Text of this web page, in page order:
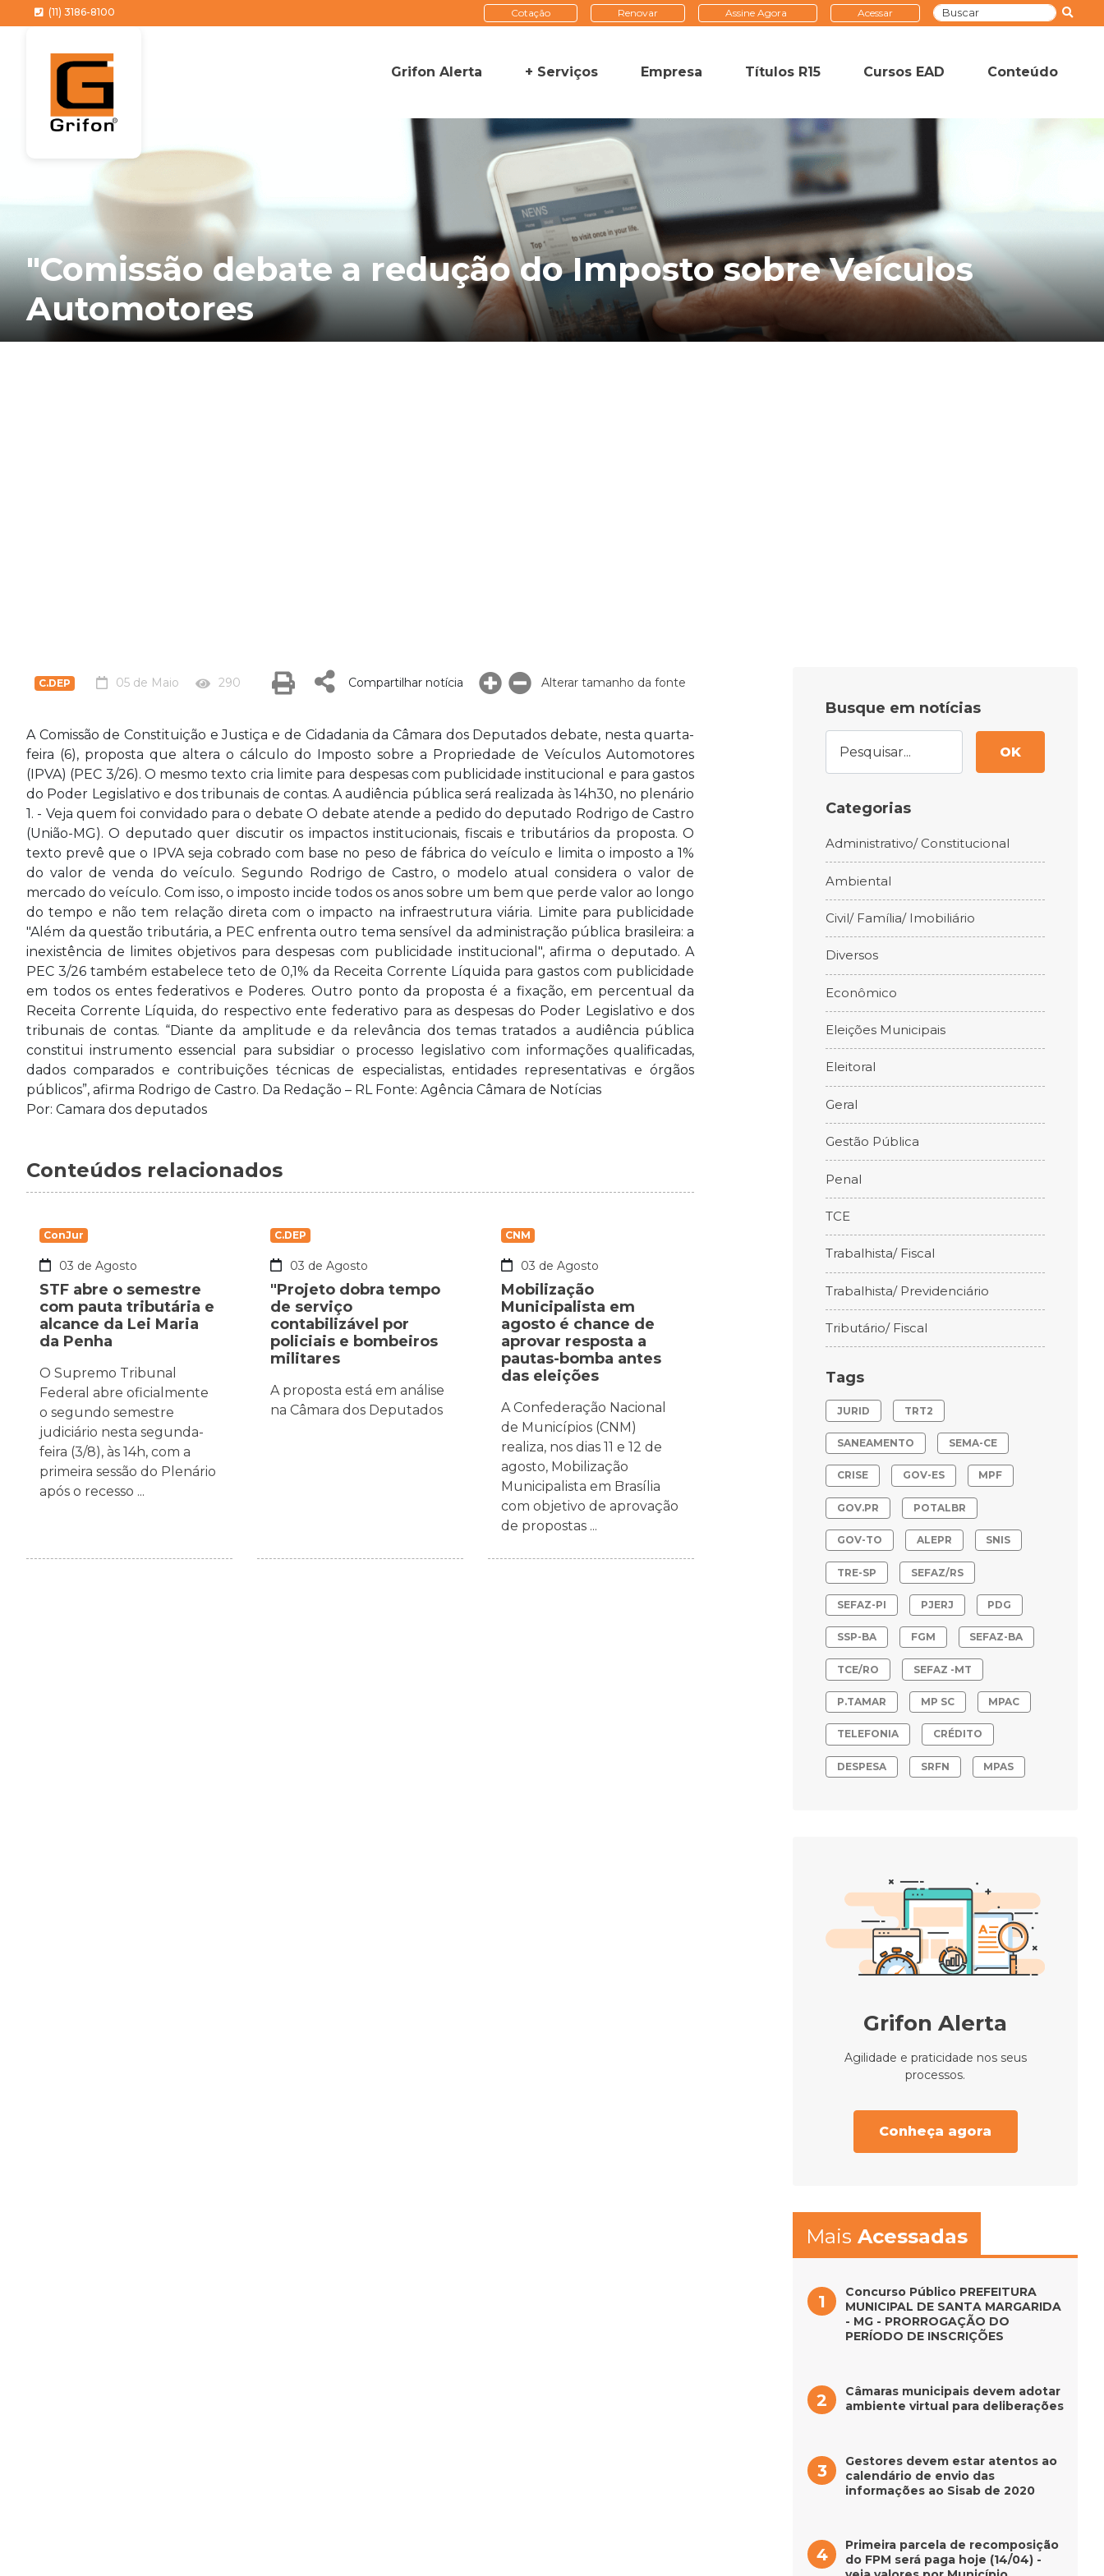
(11) 3186-8100 Cotação Renovar Assine Agora Acessar
Grifon Alerta + Serviços Empresa Títulos R15 Cursos EAD Conteúdo
"Comissão debate a redução do Imposto sobre Veículos
Automotores
C.DEP 05 de Maio 290 Compartilhar notícia Alterar tamanho da fonte
A Comissão de Constituição e Justiça e de Cidadania da Câmara dos Deputados debate, nesta quarta-
feira (6), proposta que altera o cálculo do Imposto sobre a Propriedade de Veículos Automotores
(IPVA) (PEC 3/26). O mesmo texto cria limite para despesas com publicidade institucional e para gastos
do Poder Legislativo e dos tribunais de contas. A audiência pública será realizada às 14h30, no plenário
1. - Veja quem foi convidado para o debate O debate atende a pedido do deputado Rodrigo de Castro
(União-MG). O deputado quer discutir os impactos institucionais, fiscais e tributários da proposta. O
texto prevê que o IPVA seja cobrado com base no peso de fábrica do veículo e limita o imposto a 1%
do valor de venda do veículo. Segundo Rodrigo de Castro, o modelo atual considera o valor de
mercado do veículo. Com isso, o imposto incide todos os anos sobre um bem que perde valor ao longo
do tempo e não tem relação direta com o impacto na infraestrutura viária. Limite para publicidade
"Além da questão tributária, a PEC enfrenta outro tema sensível da administração pública brasileira: a
inexistência de limites objetivos para despesas com publicidade institucional", afirma o deputado. A
PEC 3/26 também estabelece teto de 0,1% da Receita Corrente Líquida para gastos com publicidade
em todos os entes federativos e Poderes. Outro ponto da proposta é a fixação, em percentual da
Receita Corrente Líquida, do respectivo ente federativo para as despesas do Poder Legislativo e dos
tribunais de contas. “Diante da amplitude e da relevância dos temas tratados a audiência pública
constitui instrumento essencial para subsidiar o processo legislativo com informações qualificadas,
dados comparados e contribuições técnicas de especialistas, entidades representativas e órgãos
públicos”, afirma Rodrigo de Castro. Da Redação – RL Fonte: Agência Câmara de Notícias
Por: Camara dos deputados
Conteúdos relacionados
ConJur
03 de Agosto
STF abre o semestre
com pauta tributária e
alcance da Lei Maria
da Penha
O Supremo Tribunal
Federal abre oficialmente
o segundo semestre
judiciário nesta segunda-
feira (3/8), às 14h, com a
primeira sessão do Plenário
após o recesso ...
C.DEP
03 de Agosto
"Projeto dobra tempo
de serviço
contabilizável por
policiais e bombeiros
militares
A proposta está em análise
na Câmara dos Deputados
CNM
03 de Agosto
Mobilização
Municipalista em
agosto é chance de
aprovar resposta a
pautas-bomba antes
das eleições
A Confederação Nacional
de Municípios (CNM)
realiza, nos dias 11 e 12 de
agosto, Mobilização
Municipalista em Brasília
com objetivo de aprovação
de propostas ...
Busque em notícias
OK
Categorias
Administrativo/ Constitucional
Ambiental
Civil/ Família/ Imobiliário
Diversos
Econômico
Eleições Municipais
Eleitoral
Geral
Gestão Pública
Penal
TCE
Trabalhista/ Fiscal
Trabalhista/ Previdenciário
Tributário/ Fiscal
Tags
JURID TRT2
SANEAMENTO SEMA-CE
CRISE GOV-ES MPF
GOV.PR POTALBR
GOV-TO ALEPR SNIS
TRE-SP SEFAZ/RS
SEFAZ-PI PJERJ PDG
SSP-BA FGM SEFAZ-BA
TCE/RO SEFAZ -MT
P.TAMAR MP SC MPAC
TELEFONIA CRÉDITO
DESPESA SRFN MPAS
Grifon Alerta
Agilidade e praticidade nos seus
processos.
Conheça agora
Mais Acessadas
Concurso Público PREFEITURA
MUNICIPAL DE SANTA MARGARIDA
- MG - PRORROGAÇÃO DO
PERÍODO DE INSCRIÇÕES
Câmaras municipais devem adotar
ambiente virtual para deliberações
Gestores devem estar atentos ao
calendário de envio das
informações ao Sisab de 2020
Primeira parcela de recomposição
do FPM será paga hoje (14/04) -